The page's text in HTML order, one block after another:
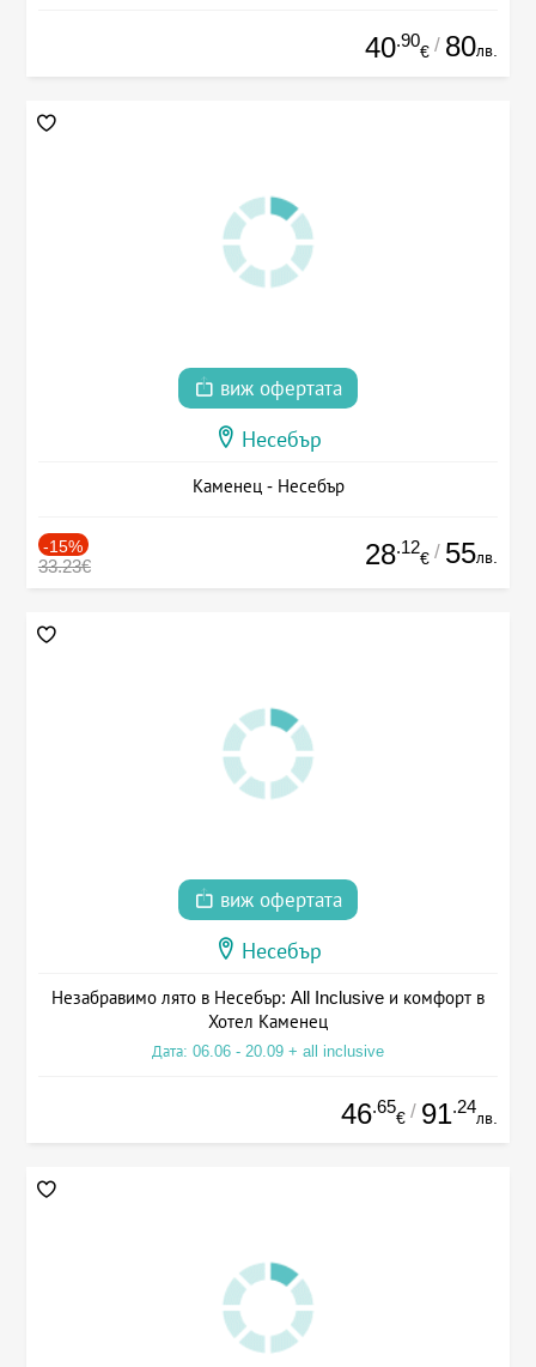
40.90
€ / 80лв.
виж офертата
Несебър
Каменец - Несебър
-15%
33.23€ 28.12
€ / 55лв.
виж офертата
Несебър
Незабравимо лято в Несебър: All Inclusive и комфорт в
Хотел Каменец
Дата: 06.06 - 20.09 + all inclusive
46.65
€ / 91.24
лв.